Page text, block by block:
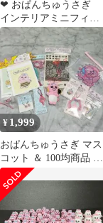
❤︎ おぱんちゅうさぎ
インテリアミニフィギ
ュア 7個セット
¥ 1,999
おぱんちゅうさぎ マス
コット ＆ 100均商品 12
点まとめ売り LOVEう
ちわ